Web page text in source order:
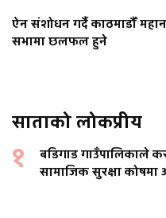
ऐन संशोधन गर्दै काठमाडौँ
सभामा छलफल हुने
साताको लोकप्रीय
१
बडिगाड गाउँपालिकाले
सामाजिक सुरक्षा कोषमा